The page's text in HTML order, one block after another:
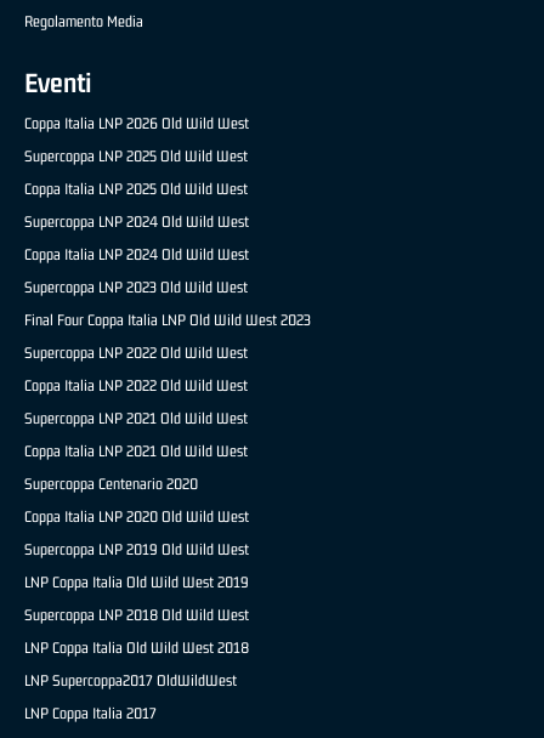
Regolamento Media
Eventi
Coppa Italia LNP 2026 Old Wild West
Supercoppa LNP 2025 Old Wild West
Coppa Italia LNP 2025 Old Wild West
Supercoppa LNP 2024 Old Wild West
Coppa Italia LNP 2024 Old Wild West
Supercoppa LNP 2023 Old Wild West
Final Four Coppa Italia LNP Old Wild West 2023
Supercoppa LNP 2022 Old Wild West
Coppa Italia LNP 2022 Old Wild West
Supercoppa LNP 2021 Old Wild West
Coppa Italia LNP 2021 Old Wild West
Supercoppa Centenario 2020
Coppa Italia LNP 2020 Old Wild West
Supercoppa LNP 2019 Old Wild West
LNP Coppa Italia Old Wild West 2019
Supercoppa LNP 2018 Old Wild West
LNP Coppa Italia Old Wild West 2018
LNP Supercoppa2017 OldWildWest
LNP Coppa Italia 2017